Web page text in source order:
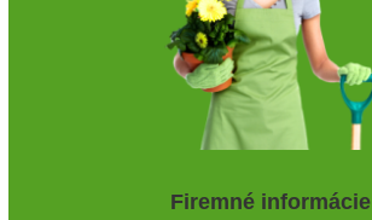
Firemné informácie